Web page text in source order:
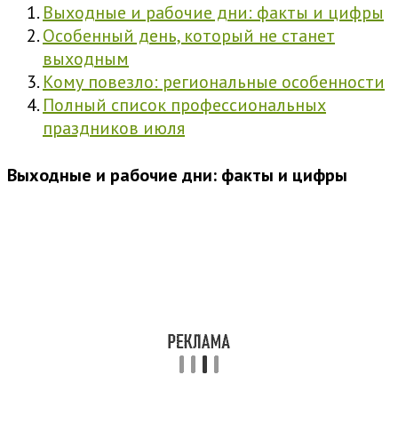
Выходные и рабочие дни: факты и цифры
Особенный день, который не станет
выходным
Кому повезло: региональные особенности
Полный список профессиональных
праздников июля
Выходные и рабочие дни: факты и цифры